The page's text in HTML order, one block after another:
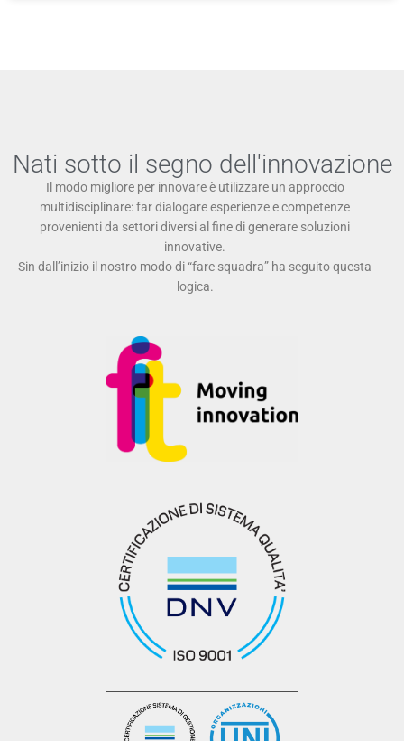
Nati sotto il segno dell'innovazione
Il modo migliore per innovare è utilizzare un approccio
multidisciplinare: far dialogare esperienze e competenze
provenienti da settori diversi al fine di generare soluzioni
innovative.
Sin dall’inizio il nostro modo di “fare squadra” ha seguito questa
logica.